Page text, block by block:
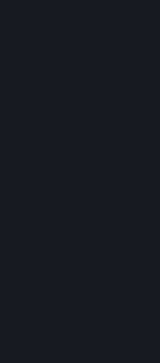
un reembolso en cualquier
plazo estándar de devolución
aplicará a partir de la fecha de
Puedes solicitar un reembolso
durante los siguientes catorce
comprados en Steam y no has
Para algunos contenidos y
periódico (p. ej., mensual o
recurrente. Si una suscripción
durante el ciclo de facturación
reembolso durante las 48 horas
cualquier renovación
se ha utilizado si se ha jugado a
suscripción durante el ciclo de
utilizado, consumido,
beneficios o descuentos
Recuerda que puedes cancelar
cancelada, la suscripción ya no
pero mantendrás el acceso al
dicha suscripción hasta el final